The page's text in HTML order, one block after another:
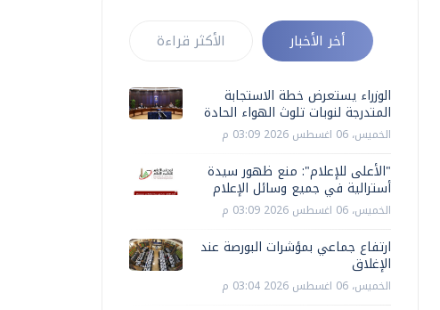
أخر الأخبار الأكثر قراءة
الوزراء يستعرض خطة الاستجابة
المتدرجة لنوبات تلوث الهواء الحادة
الخميس، 06 اغسطس 2026 03:09 م
"الأعلى للإعلام": منع ظهور سيدة
أسترالية في جميع وسائل الإعلام
الخميس، 06 اغسطس 2026 03:09 م
ارتفاع جماعي بمؤشرات البورصة عند
الإغلاق
الخميس، 06 اغسطس 2026 03:04 م